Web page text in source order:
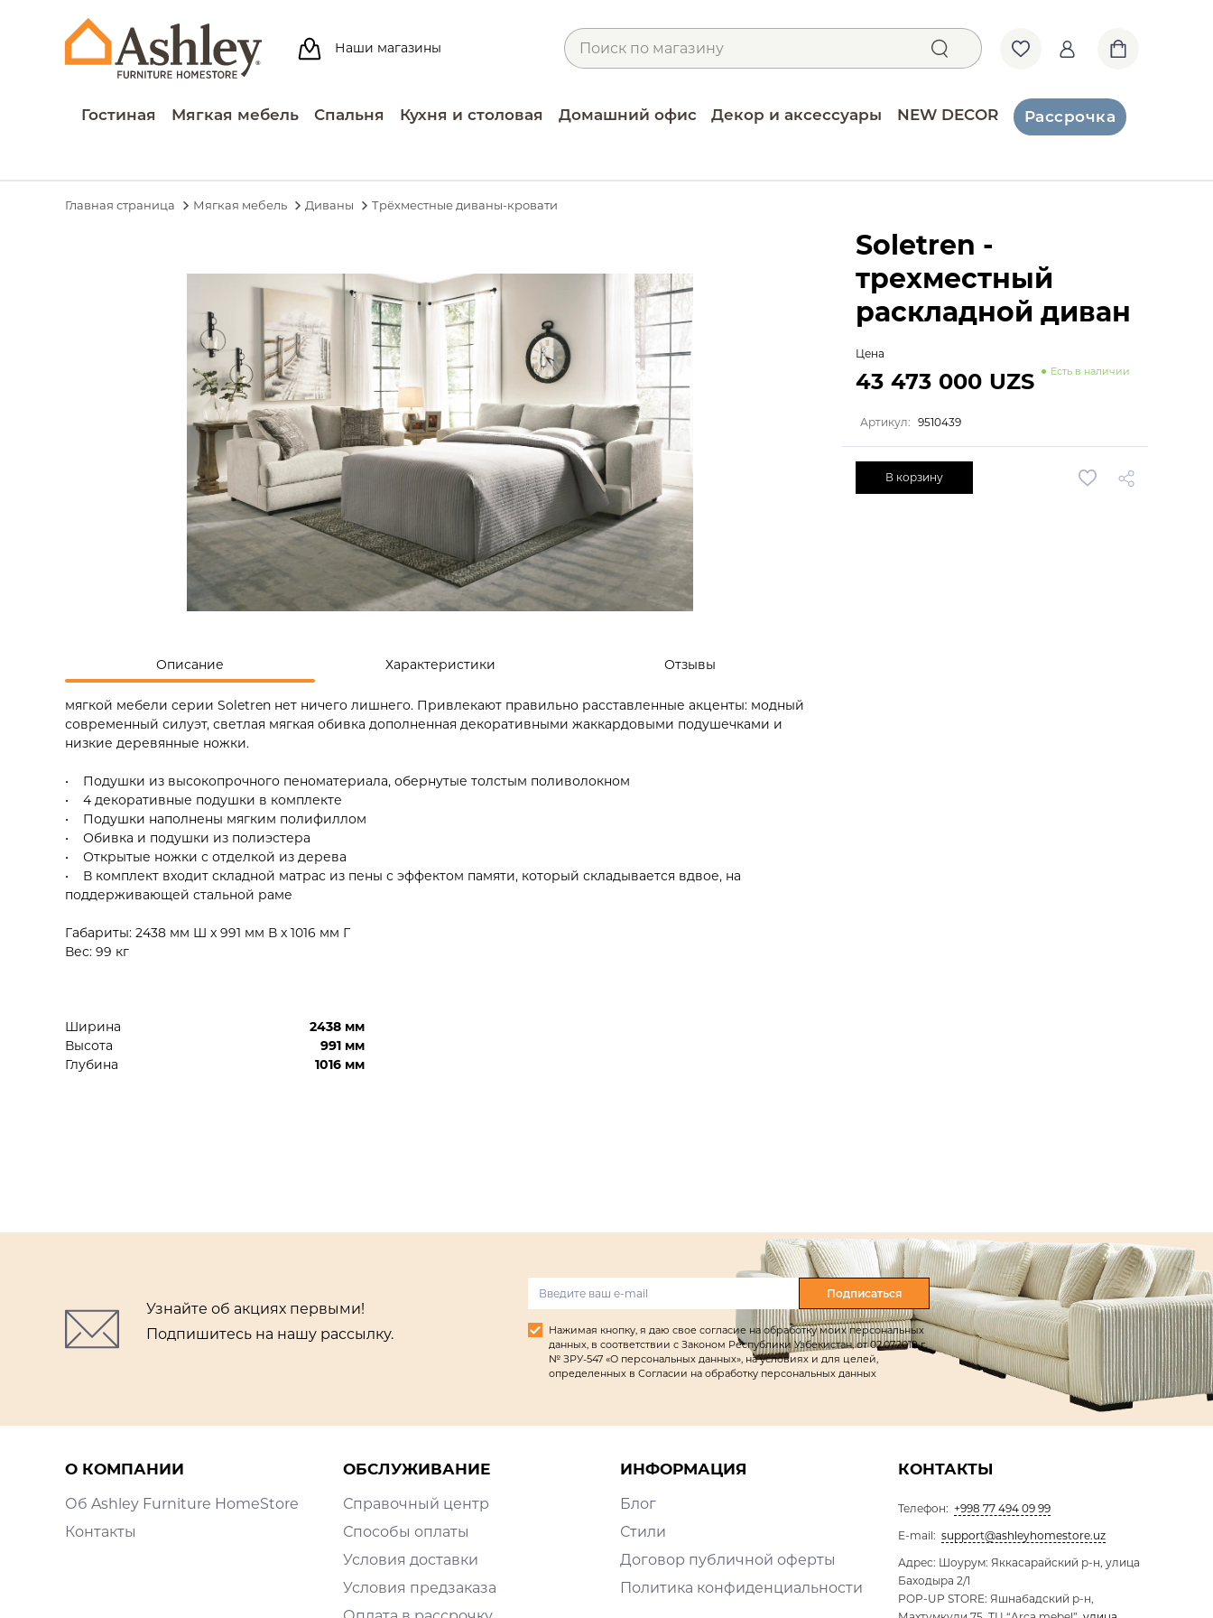
Наши магазины
Гостиная Мягкая мебель Спальня Кухня и столовая Домашний офис Декор и аксессуары NEW DECOR Рассрочка
Главная страница Мягкая мебель Диваны Трёхместные диваны-кровати
Описание Характеристики Отзывы
мягкой мебели серии Soletren нет ничего лишнего. Привлекают правильно расставленные акценты: модный
современный силуэт, светлая мягкая обивка дополненная декоративными жаккардовыми подушечками и
низкие деревянные ножки.
• Подушки из высокопрочного пеноматериала, обернутые толстым поливолокном
• 4 декоративные подушки в комплекте
• Подушки наполнены мягким полифиллом
• Обивка и подушки из полиэстера
• Открытые ножки с отделкой из дерева
• В комплект входит складной матрас из пены с эффектом памяти, который складывается вдвое, на
поддерживающей стальной раме
Габариты: 2438 мм Ш x 991 мм В x 1016 мм Г
Вес: 99 кг
Ширина
2438 мм
Высота
991 мм
Глубина
1016 мм
Soletren -
трехместный
раскладной диван
Цена
Есть в наличии
43 473 000 UZS
Артикул: 9510439
В корзину
Узнайте об акциях первыми!
Подпишитесь на нашу рассылку.
Подписаться
Нажимая кнопку, я даю свое согласие на обработку моих персональных
данных, в соответствии с Законом Республики Узбекистан, от 02.07.2019 г.
№ ЗРУ-547 «О персональных данных», на условиях и для целей,
определенных в Согласии на обработку персональных данных
О КОМПАНИИ
Об Ashley Furniture HomeStore
Контакты
ОБСЛУЖИВАНИЕ
Справочный центр
Способы оплаты
Условия доставки
Условия предзаказа
ИНФОРМАЦИЯ
Блог
Стили
Договор публичной оферты
Политика конфиденциальности
КОНТАКТЫ
Телефон: +998 77 494 09 99
E-mail: support@ashleyhomestore.uz
Адрес: Шоурум: Яккасарайский р-н, улица
Баходыра 2/1
POP-UP STORE: Яшнабадский р-н,